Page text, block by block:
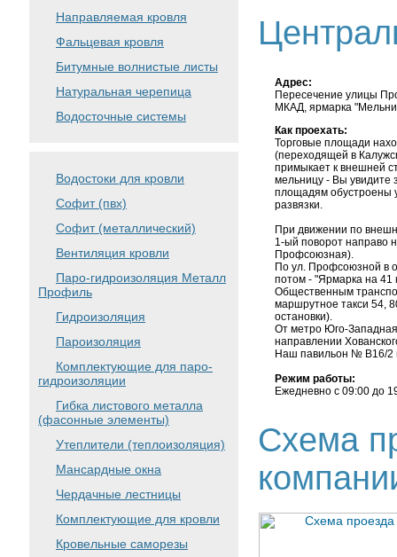
Направляемая кровля
Фальцевая кровля
Битумные волнистые листы
Натуральная черепица
Водосточные системы
Водостоки для кровли
Софит (пвх)
Софит (металлический)
Вентиляция кровли
Паро-гидроизоляция Металл
Профиль
Гидроизоляция
Пароизоляция
Комплектующие для паро-
гидроизоляции
Гибка листового металла
(фасонные элементы)
Утеплители (теплоизоляция)
Мансардные окна
Чердачные лестницы
Комплектующие для кровли
Кровельные саморезы
Адрес:
Пересечение улицы
МКАД, ярмарка
Как проехать:
Торговые площади
(переходящей в
примыкает к внешней
мельницу - Вы увидите
площадям обустроены
развязки.
При движении по
1-ый поворот направо
Профсоюзная).
По ул. Профсоюзной в
потом - "Ярмарка на 41
Общественным
маршрутное такси 54,
остановки).
От метро Юго-
направлении
Наш павильон № В16/2
Режим работы:
Ежедневно с 09:00 до
Схема